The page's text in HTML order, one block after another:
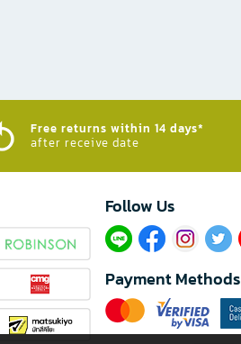
Free returns within 14 days*
after receive date
Follow Us​
Payment Methods